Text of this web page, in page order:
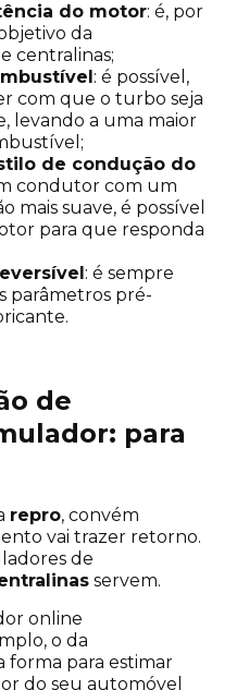
do motor: é, por
da
centralinas;
: é possível,
com que o turbo seja
levando a uma maior
de condução do
condutor com um
mais suave, é possível
para que responda
: é sempre
parâmetros pré-
de
para
repro, convém
vai trazer retorno.
de
servem.
online
o da
forma para estimar
do seu automóvel